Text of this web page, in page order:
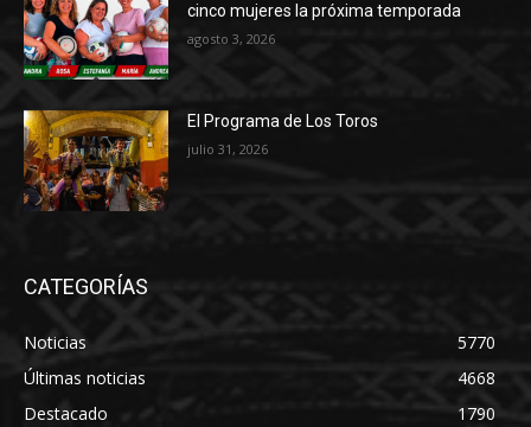
cinco mujeres la próxima temporada
agosto 3, 2026
El Programa de Los Toros
julio 31, 2026
CATEGORÍAS
Noticias
5770
Últimas noticias
4668
Destacado
1790